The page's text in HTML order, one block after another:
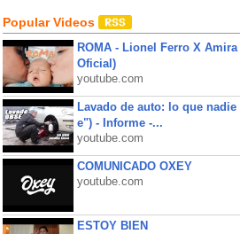
Popular Videos
ROMA - Lionel Ferro X
Oficial)
youtube.com
Lavado de auto: lo que
e") - Informe -...
youtube.com
COMUNICADO OXEY
youtube.com
ESTOY BIEN